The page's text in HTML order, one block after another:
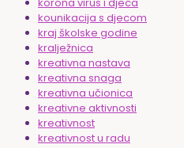
kounikacija s djecom
kraj školske godine
kralježnica
kreativna nastava
kreativna snaga
kreativna učionica
kreativne aktivnosti
kreativnost
kreativnost u radu